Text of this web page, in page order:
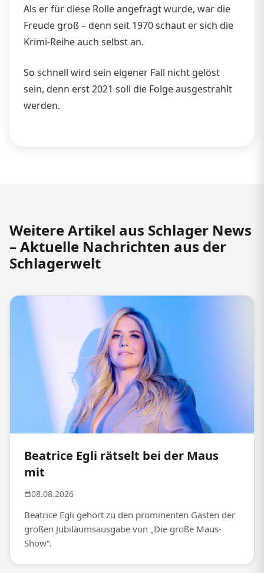
Als er für diese Rolle angefragt wurde, war die
Freude groß – denn seit 1970 schaut er sich die
Krimi-Reihe auch selbst an.
So schnell wird sein eigener Fall nicht gelöst
sein, denn erst 2021 soll die Folge ausgestrahlt
werden.
Weitere Artikel aus Schlager News
– Aktuelle Nachrichten aus der
Schlagerwelt
Beatrice Egli rätselt bei der Maus
mit
08.08.2026
Beatrice Egli gehört zu den prominenten Gästen der
großen Jubiläumsausgabe von „Die große Maus-
Show“.